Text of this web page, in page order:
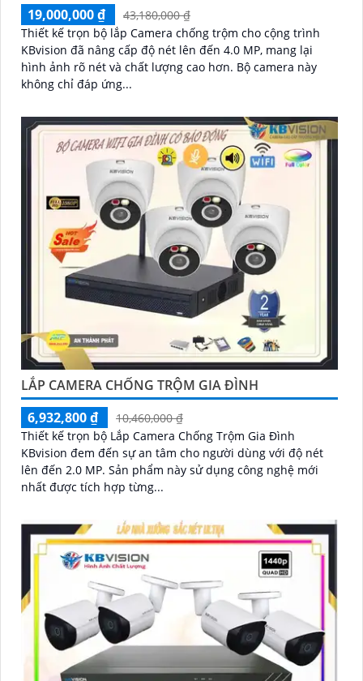
19,000,000 ₫
43,180,000 ₫
Thiết kế trọn bộ lắp Camera chống trộm cho cộng trình
KBvision đã nâng cấp độ nét lên đến 4.0 MP, mang lại
hình ảnh rõ nét và chất lượng cao hơn. Bộ camera này
không chỉ đáp ứng...
LẮP CAMERA CHỐNG TRỘM GIA ĐÌNH
6,932,800 ₫
10,460,000 ₫
Thiết kế trọn bộ Lắp Camera Chống Trộm Gia Đình
KBvision đem đến sự an tâm cho người dùng với độ nét
lên đến 2.0 MP. Sản phẩm này sử dụng công nghệ mới
nhất được tích hợp từng...